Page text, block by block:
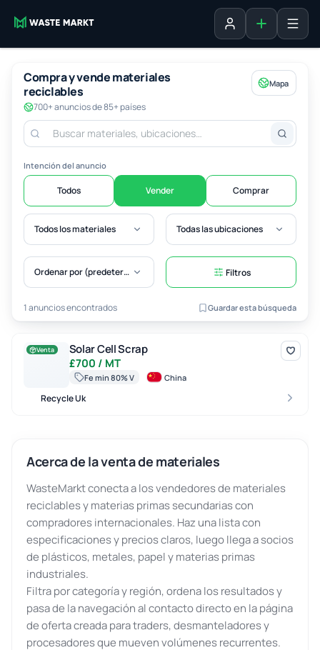
Iniciar sesión
Agregar
Compra y vende materiales
reciclables
700+ anuncios de 85+ países
Mapa
Intención del anuncio
Todos Vender Comprar
Todos los materiales Todas las ubicaciones
Ordenar por (predeterminado) Filtros
1 anuncios encontrados Guardar esta búsqueda
Solar Cell Scrap
Venta
Solar Cell Scrap
£700 / MT
Fe min 80% V China
Recycle Uk
Acerca de la venta de materiales
WasteMarkt conecta a los vendedores de materiales
reciclables y materias primas secundarias con
compradores internacionales. Haz una lista con
especificaciones y precios claros, luego llega a socios
de plásticos, metales, papel y materias primas
industriales.
Filtra por categoría y región, ordena los resultados y
pasa de la navegación al contacto directo en la página
de oferta creada para traders, desmanteladores y
procesadores que mueven volúmenes recurrentes.